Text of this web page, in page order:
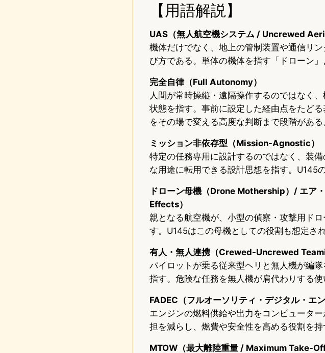
【用語解説】
UAS（無人航空機システム / Uncrewed
機体だけでなく、地上の管制装置や通信リ
び方である。単体の機体を指す「ドローン」
完全自律（Full Autonomy）
人間が常時操縦・遠隔操作するのではなく
状態を指す。事前に設定した経由点をたど
をその場で変える高度な判断まで段階があ
ミッション非依存型（Mission-Agnostic）
特定の任務専用に設計するのではなく、装
な用途に転用できる設計思想を指す。U145
ドローン母機（Drone Mothership）/ エア
Effects）
親となる航空機が、小型の偵察・攻撃用ド
す。U145はこの母機としての役割も想定され
有人・無人連携（Crewed-Uncrewed
パイロットが乗る従来型ヘリと無人機が編
指す。危険な任務を無人機が肩代わりする使
FADEC（フルオーソリティ・デジタル・エ
エンジンの燃料供給や出力をコンピュータ
担を減らし、燃費や安全性を高める役割を持
MTOW（最大離陸重量 / Maximum Take-